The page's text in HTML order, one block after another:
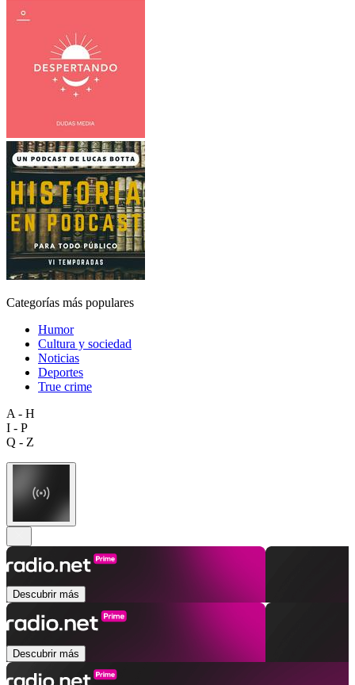
Categorías más populares
Humor
Cultura y sociedad
Noticias
Deportes
True crime
A - H
I - P
Q - Z
Descubrir más
Descubrir más